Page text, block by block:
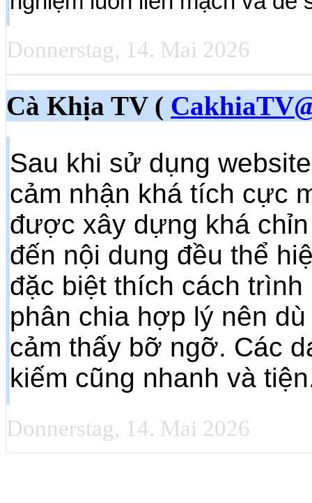
Donnerstag, 14. Mai 2026
Cà Khịa TV (
Sau khi sử dụng
cảm nhận khá tích cực
được xây dựng khá
đến nội dung đều thể
đặc biệt thích cách
phân chia hợp lý nên
cảm thấy bỡ ngỡ. Các
kiếm cũng nhanh và
Donnerstag, 14. Mai 2026